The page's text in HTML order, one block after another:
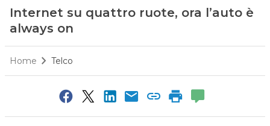
Internet su quattro ruote, ora l’auto è
always on
Home Telco